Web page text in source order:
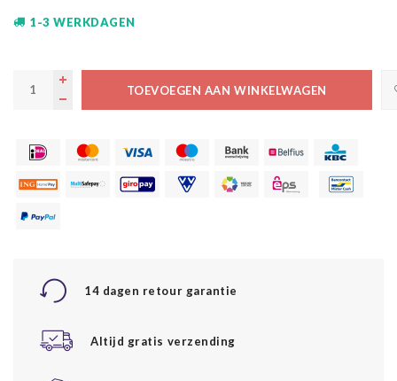
1-3 WERKDAGEN
TOEVOEGEN AAN WINKELWAGEN
14 dagen retour garantie
Altijd gratis verzending